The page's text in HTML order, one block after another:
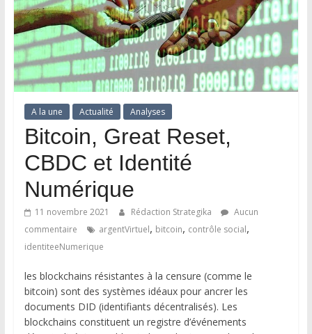
A la une Actualité Analyses
Bitcoin, Great Reset,
CBDC et Identité
Numérique
11 novembre 2021 Rédaction Strategika
Aucun
commentaire
argentVirtuel, bitcoin, contrôle social,
identiteeNumerique
les blockchains résistantes à la censure (comme le
bitcoin) sont des systèmes idéaux pour ancrer les
documents DID (identifiants décentralisés). Les
blockchains constituent un registre d’événements